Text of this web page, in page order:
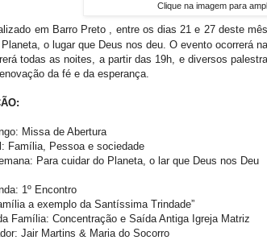
Clique na imagem para
em Barro Preto , entre os dias 21 e 27 deste
o lugar que Deus nos deu. O evento ocorrerá
todas as noites, a partir das 19h, e diversos
da fé e da esperança.
Missa de Abertura
Família, Pessoa e sociedade
Para cuidar do Planeta, o lar que Deus nos Deu
1º Encontro
a exemplo da Santíssima Trindade”
Família: Concentração e Saída Antiga Igreja Matriz
Jair Martins & Maria do Socorro